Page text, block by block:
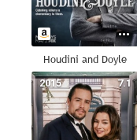
Houdini and Doyle
7.1
2015